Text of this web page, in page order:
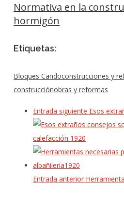
Normativa en la
hormigón
Etiquetas:
Bloques Candoconstrucciones y
construcciónobras y reformas
Entrada siguiente Esos
Entrada anterior